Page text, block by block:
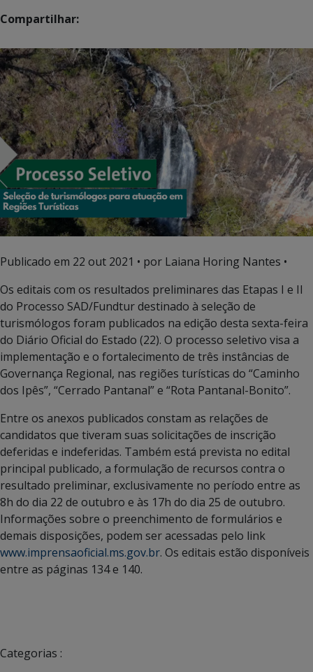
Compartilhar:
Publicado em 22 out 2021 • por Laiana Horing Nantes •
Os editais com os resultados preliminares das Etapas I e II
do Processo SAD/Fundtur destinado à seleção de
turismólogos foram publicados na edição desta sexta-feira
do Diário Oficial do Estado (22). O processo seletivo visa a
implementação e o fortalecimento de três instâncias de
Governança Regional, nas regiões turísticas do “Caminho
dos Ipês”, “Cerrado Pantanal” e “Rota Pantanal-Bonito”.
Entre os anexos publicados constam as relações de
candidatos que tiveram suas solicitações de inscrição
deferidas e indeferidas. Também está prevista no edital
principal publicado, a formulação de recursos contra o
resultado preliminar, exclusivamente no período entre as
8h do dia 22 de outubro e às 17h do dia 25 de outubro.
Informações sobre o preenchimento de formulários e
demais disposições, podem ser acessadas pelo link
www.imprensaoficial.ms.gov.br. Os editais estão disponíveis
entre as páginas 134 e 140.
Categorias :